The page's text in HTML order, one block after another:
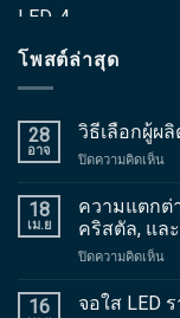
โพสต์ล่าสุด
28
อาจ
วิธีเลือกผู้ผ
ปิดความคิดเห็นบน
เลื
ผ
จอ
18
เม.ย
ความแตกต่
คริสตัล, แล
ปิดความคิดเห็นบน
แ
16 จอใส LED